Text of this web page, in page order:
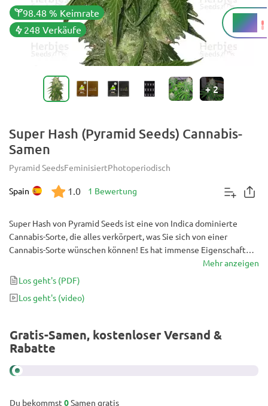
98.48 % Keimrate
248 Verkäufe
19 %
THC
+2
Super Hash (Pyramid Seeds) Cannabis-
Samen
Pyramid SeedsFeminisiertPhotoperiodisch
Spain 1.0 1 Bewertung
Super Hash von Pyramid Seeds ist eine von Indica dominierte
Cannabis-Sorte, die alles verkörpert, was Sie sich von einer
Cannabis-Sorte wünschen können! Es hat immense Eigenschaften
sowohl bei der Herstellung von Knospen als auch bei potenziellen
Extraktionszwecken. Wenn Sie hochwertige Hash-Produkte
erstellen möchten, sind Sie hier genau richtig!
Mehr anzeigen
Los geht's (PDF)
Los geht's (video)
Gratis-Samen, kostenloser Versand &
Rabatte
Du bekommst 0Samen gratis